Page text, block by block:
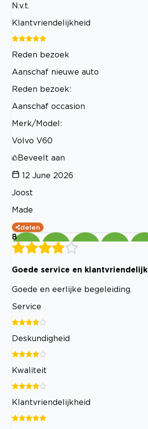
N.v.t.
Klantvriendelijkheid
Reden bezoek
Aanschaf nieuwe auto
Reden bezoek:
Aanschaf occasion
Merk/Model:
Volvo V60
Beveelt aan
12 June 2026
Joost
Made
delen
8
Goede service en klantvriendelijk
Goede en eerlijke begeleiding.
Service
Deskundigheid
Kwaliteit
Klantvriendelijkheid